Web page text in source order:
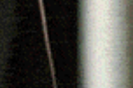
nel Premio Coratina